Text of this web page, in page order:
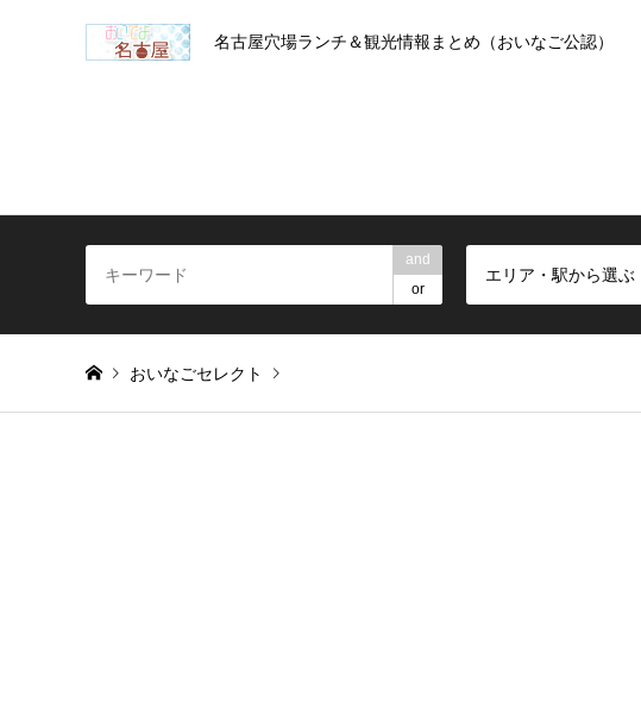
名古屋穴場ランチ＆観光情報まとめ（おいなご公認）
and
or
エリア・駅から選ぶ
おいなごセレクト